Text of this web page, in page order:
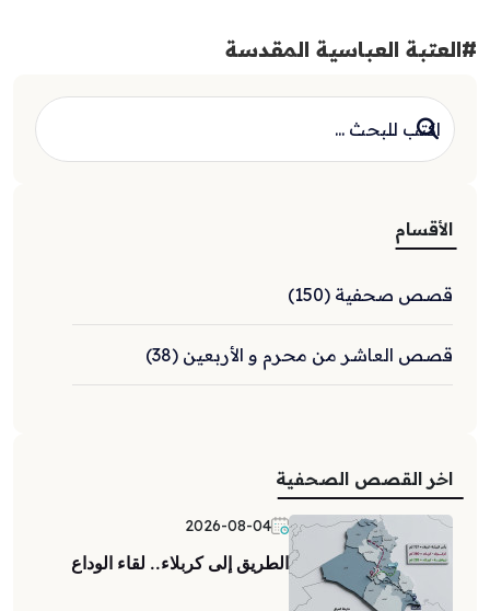
#العتبة العباسية المقدسة
الأقسام
قصص صحفية (150)
قصص العاشر من محرم و الأربعين (38)
اخر القصص الصحفية
2026-08-04
الطريق إلى كربلاء.. لقاء الوداع